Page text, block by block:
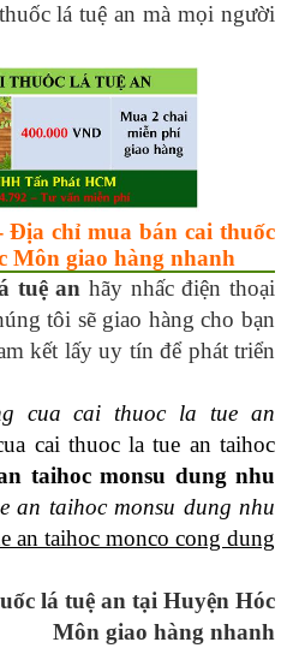
lá tuệ an mà mọi người
Địa chỉ mua bán cai thuốc
Môn giao hàng nhanh
tuệ an hãy nhấc điện thoại
tôi sẽ giao hàng cho bạn
kết lấy uy tín để phát triển
cua cai thuoc la tue an
cai thuoc la tue an taihoc
taihoc monsu dung nhu
an taihoc monsu dung nhu
an taihoc monco cong dung
lá tuệ an tại Huyện Hóc
Môn giao hàng nhanh